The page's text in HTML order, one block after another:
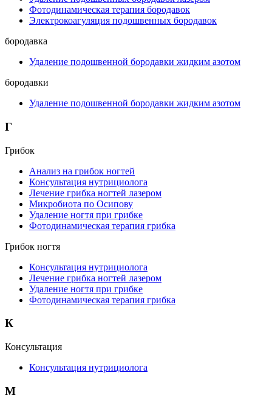
Фотодинамическая терапия бородавок
Электрокоагуляция подошвенных бородавок
бородавка
Удаление подошвенной бородавки жидким азотом
бородавки
Удаление подошвенной бородавки жидким азотом
Г
Грибок
Анализ на грибок ногтей
Консультация нутрициолога
Лечение грибка ногтей лазером
Микробиота по Осипову
Удаление ногтя при грибке
Фотодинамическая терапия грибка
Грибок ногтя
Консультация нутрициолога
Лечение грибка ногтей лазером
Удаление ногтя при грибке
Фотодинамическая терапия грибка
К
Консультация
Консультация нутрициолога
М